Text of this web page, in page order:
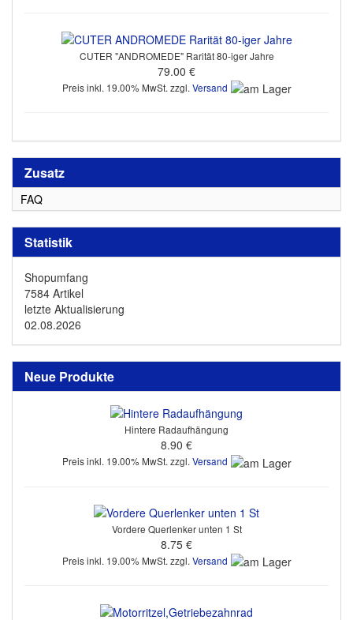
CUTER "ANDROMEDE" Rarität 80-iger Jahre
79.00 €
Preis inkl. 19.00% MwSt. zzgl. Versand
Zusatz
FAQ
Statistik
Shopumfang
7584 Artikel
letzte Aktualisierung
02.08.2026
Neue Produkte
Hintere Radaufhängung
8.90 €
Preis inkl. 19.00% MwSt. zzgl. Versand
Vordere Querlenker unten 1 St
8.75 €
Preis inkl. 19.00% MwSt. zzgl. Versand